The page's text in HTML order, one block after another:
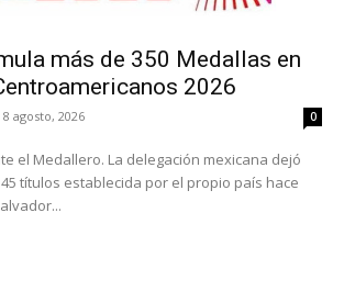
más de 350 Medallas en
2026
8 agosto, 2026 0
delegación mexicana dejó
títulos establecida por el propio país hace